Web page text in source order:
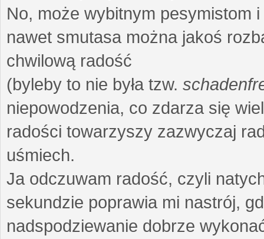
No, może wybitnym pesymistom
nawet smutasa można jakoś
chwilową radość
(byleby to nie była tzw.
niepowodzenia, co zdarza się
radości towarzyszy zazwyczaj
uśmiech.
Ja odczuwam radość, czyli
sekundzie poprawia mi nastrój,
nadspodziewanie dobrze